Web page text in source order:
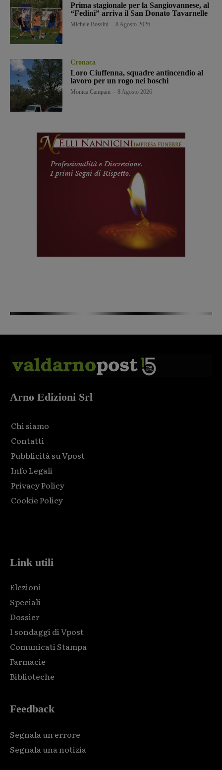
Prima stagionale per la Sangiovannese, al
“Fedini” arriva il San Donato Tavarnelle
Michele Bossini 8 Agosto 2026
Cronaca
Loro Ciuffenna, squadre antincendio al
lavoro per un rogo nei boschi
Monica Campani 8 Agosto 2026
Arno Edizioni Srl
Chi siamo
Contatti
Pubblicità su Vpost
Info Legali
Privacy Policy
Cookie Policy
Link utili
Elezioni
Speciali
Dossier
I sondaggi di Vpost
Comunicati Stampa
Farmacie
Biblioteche
Feedback
Segnala un errore
Segnala una notizia